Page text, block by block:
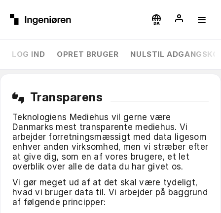
LOG IND OPRET BRUGER NULSTIL
thumbs_up_down Transparens
Teknologiens Mediehus vil gerne være
Danmarks mest transparente mediehus. Vi
arbejder forretningsmæssigt med data ligesom
enhver anden virksomhed, men vi stræber efter
at give dig, som en af vores brugere, et let
overblik over alle de data du har givet os.
Vi gør meget ud af at det skal være tydeligt,
hvad vi bruger data til. Vi arbejder på baggrund
af følgende principper: